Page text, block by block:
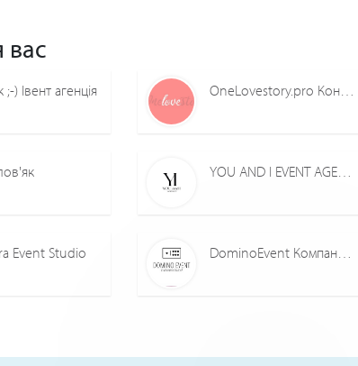
вас
) Івент агенція OneLovestory.pro Конструктор свадебных сайтов
YOU AND I EVENT AGENCY
Event Studio DominoEvent Компания событий